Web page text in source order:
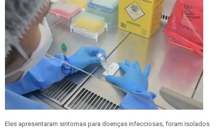
Eles apresentaram sintomas para doenças infecciosas, foram isolados